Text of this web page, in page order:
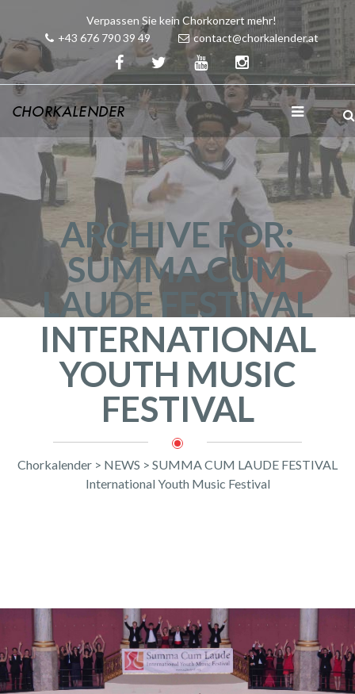
Verpassen Sie kein Chorkonzert mehr!
+43 676 790 39 49
contact@chorkalender.at
ARCHIVE FOR:
SUMMA CUM
LAUDE FESTIVAL
INTERNATIONAL
YOUTH MUSIC
FESTIVAL
Chorkalender > NEWS > SUMMA CUM LAUDE FESTIVAL
International Youth Music Festival